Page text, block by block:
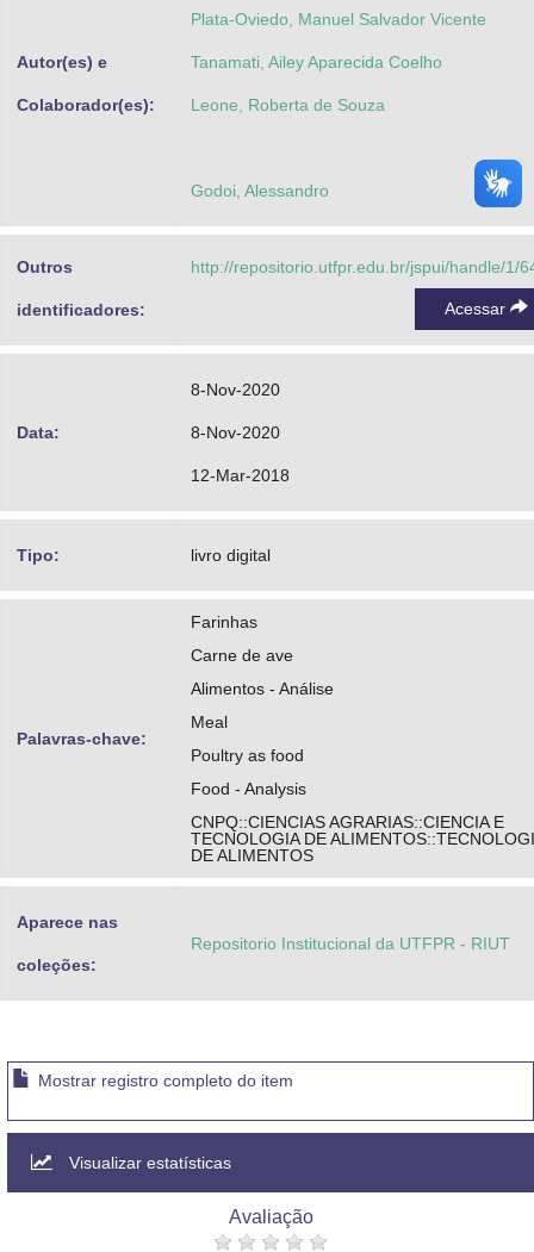
Autor(es) e
Colaborador(es):
Plata-Oviedo, Manuel Salvador Vicente
Tanamati, Ailey Aparecida Coelho
Leone, Roberta de Souza
Godoi, Alessandro
Outros
identificadores:
http://repositorio.utfpr.edu.br/jspui/handle/1/
Acessar
Data:
8-Nov-2020
8-Nov-2020
12-Mar-2018
Tipo: livro digital
Palavras-chave:
Farinhas
Carne de ave
Alimentos - Análise
Meal
Poultry as food
Food - Analysis
CNPQ::CIENCIAS AGRARIAS::CIENCIA E
TECNOLOGIA DE
DE ALIMENTOS
Aparece nas
coleções:
Repositorio Institucional da UTFPR - RIUT
Mostrar registro completo do item
Visualizar estatísticas
Avaliação